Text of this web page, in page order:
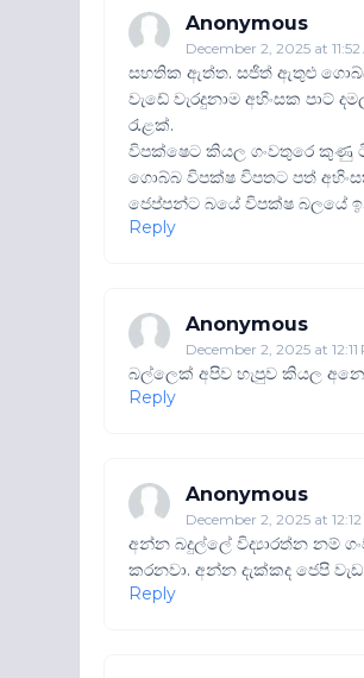
Anonymous
December 2, 2025 at 11:52
සහතික ඇත්ත. සජිත් ඇතුළු
වැඩේ වැරදුනාම අහිංසක
රැළක්.
විපක්ෂෙට කියල ගංවතුරෙ කුණු
ගොබ්බ විපක්ෂ විපතට පත්
ජෙප්පන්ට බයේ විපක්ෂ බලයේ
Reply
Anonymous
December 2, 2025 at 12:11
බල්ලෙක් අපිව හැපුව කියල
Reply
Anonymous
December 2, 2025 at
අන්න බදුල්ලේ විද්‍යාරත්න නම්
කරනවා. අන්න දැක්කද ජෙපි වැඩ.
Reply